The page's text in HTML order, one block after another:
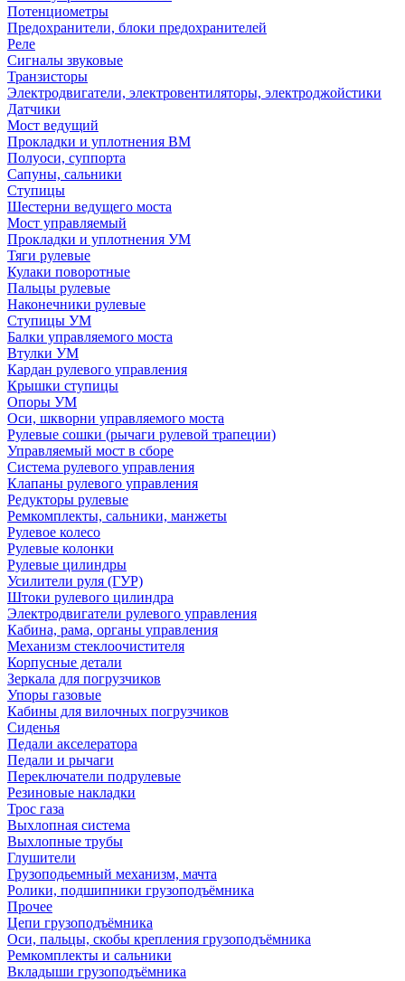
Потенциометры
Предохранители, блоки предохранителей
Реле
Сигналы звуковые
Транзисторы
Электродвигатели, электровентиляторы, электроджойстики
Датчики
Мост ведущий
Прокладки и уплотнения ВМ
Полуоси, суппорта
Сапуны, сальники
Ступицы
Шестерни ведущего моста
Мост управляемый
Прокладки и уплотнения УМ
Тяги рулевые
Кулаки поворотные
Пальцы рулевые
Наконечники рулевые
Ступицы УМ
Балки управляемого моста
Втулки УМ
Кардан рулевого управления
Крышки ступицы
Опоры УМ
Оси, шкворни управляемого моста
Рулевые сошки (рычаги рулевой трапеции)
Управляемый мост в сборе
Система рулевого управления
Клапаны рулевого управления
Редукторы рулевые
Ремкомплекты, сальники, манжеты
Рулевое колесо
Рулевые колонки
Рулевые цилиндры
Усилители руля (ГУР)
Штоки рулевого цилиндра
Электродвигатели рулевого управления
Кабина, рама, органы управления
Механизм стеклоочистителя
Корпусные детали
Зеркала для погрузчиков
Упоры газовые
Кабины для вилочных погрузчиков
Сиденья
Педали акселератора
Педали и рычаги
Переключатели подрулевые
Резиновые накладки
Трос газа
Выхлопная система
Выхлопные трубы
Глушители
Грузоподьемный механизм, мачта
Ролики, подшипники грузоподъёмника
Прочее
Цепи грузоподъёмника
Оси, пальцы, скобы крепления грузоподъёмника
Ремкомплекты и сальники
Вкладыши грузоподъёмника